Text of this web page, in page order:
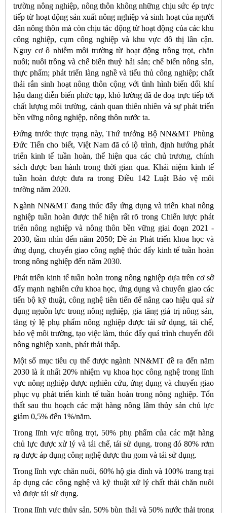
trường nông nghiệp, nông thôn không những chịu sức ép trực
tiếp từ hoạt động sản xuất nông nghiệp và sinh hoạt của người
dân nông thôn mà còn chịu tác động từ hoạt động của các khu
công nghiệp, cụm công nghiệp và khu vực đô thị lân cận.
Nguy cơ ô nhiễm môi trường từ hoạt động trồng trọt, chăn
nuôi; nuôi trồng và chế biến thuỷ hải sản; chế biến nông sản,
thực phẩm; phát triển làng nghề và tiểu thủ công nghiệp; chất
thải rắn sinh hoạt nông thôn cộng với tình hình biến đổi khí
hậu đang diễn biến phức tạp, khó lường đã đe doạ trực tiếp tới
chất lượng môi trường, cảnh quan thiên nhiên và sự phát triển
bền vững nông nghiệp, nông thôn nước ta.
Đứng trước thực trạng này, Thứ trưởng Bộ NN&MT Phùng
Đức Tiến cho biết, Việt Nam đã có lộ trình, định hướng phát
triển kinh tế tuần hoàn, thể hiện qua các chủ trương, chính
sách được ban hành trong thời gian qua. Khái niệm kinh tế
tuần hoàn được đưa ra trong Điều 142 Luật Bảo vệ môi
trường năm 2020.
Ngành NN&MT đang thúc đẩy ứng dụng và triển khai nông
nghiệp tuần hoàn được thể hiện rất rõ trong Chiến lược phát
triển nông nghiệp và nông thôn bền vững giai đoạn 2021 -
2030, tầm nhìn đến năm 2050; Đề án Phát triển khoa học và
ứng dụng, chuyển giao công nghệ thúc đẩy kinh tế tuần hoàn
trong nông nghiệp đến năm 2030.
Phát triển kinh tế tuần hoàn trong nông nghiệp dựa trên cơ sở
đẩy mạnh nghiên cứu khoa học, ứng dụng và chuyển giao các
tiến bộ kỹ thuật, công nghệ tiên tiến để nâng cao hiệu quả sử
dụng nguồn lực trong nông nghiệp, gia tăng giá trị nông sản,
tăng tỷ lệ phụ phẩm nông nghiệp được tái sử dụng, tái chế,
bảo vệ môi trường, tạo việc làm, thúc đẩy quá trình chuyển đổi
nông nghiệp xanh, phát thải thấp.
Một số mục tiêu cụ thể được ngành NN&MT đề ra đến năm
2030 là ít nhất 20% nhiệm vụ khoa học công nghệ trong lĩnh
vực nông nghiệp được nghiên cứu, ứng dụng và chuyển giao
phục vụ phát triển kinh tế tuần hoàn trong nông nghiệp. Tổn
thất sau thu hoạch các mặt hàng nông lâm thủy sản chủ lực
giảm 0,5% đến 1%/năm.
Trong lĩnh vực trồng trọt, 50% phụ phẩm của các mặt hàng
chủ lực được xử lý và tái chế, tái sử dụng, trong đó 80% rơm
rạ được áp dụng công nghệ được thu gom và tái sử dụng.
Trong lĩnh vực chăn nuôi, 60% hộ gia đình và 100% trang trại
áp dụng các công nghệ và kỹ thuật xử lý chất thải chăn nuôi
và được tái sử dụng.
Trong lĩnh vực thủy sản, 50% bùn thải và 50% nước thải trong